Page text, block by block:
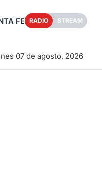
FE RADIO STREAM
07 de agosto, 2026